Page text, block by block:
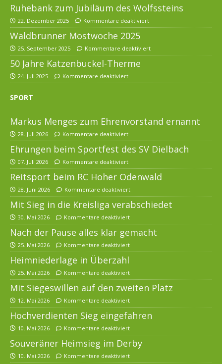
Ruhebank zum Jubiläum des Wolfssteins
22. Dezember 2025 Kommentare deaktiviert
Waldbrunner Mostwoche 2025
25. September 2025 Kommentare deaktiviert
50 Jahre Katzenbuckel-Therme
24. Juli 2025 Kommentare deaktiviert
SPORT
Markus Menges zum Ehrenvorstand ernannt
28. Juli 2026 Kommentare deaktiviert
Ehrungen beim Sportfest des SV Dielbach
07. Juli 2026 Kommentare deaktiviert
Reitsport beim RC Hoher Odenwald
28. Juni 2026 Kommentare deaktiviert
Mit Sieg in die Kreisliga verabschiedet
30. Mai 2026 Kommentare deaktiviert
Nach der Pause alles klar gemacht
25. Mai 2026 Kommentare deaktiviert
Heimniederlage in Überzahl
25. Mai 2026 Kommentare deaktiviert
Mit Siegeswillen auf den zweiten Platz
12. Mai 2026 Kommentare deaktiviert
Hochverdienten Sieg eingefahren
10. Mai 2026 Kommentare deaktiviert
Souveräner Heimsieg im Derby
10. Mai 2026 Kommentare deaktiviert